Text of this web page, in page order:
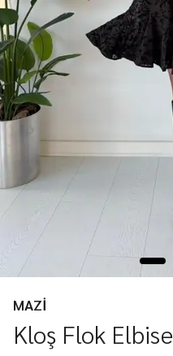
MAZİ
Kloş Flok Elbise